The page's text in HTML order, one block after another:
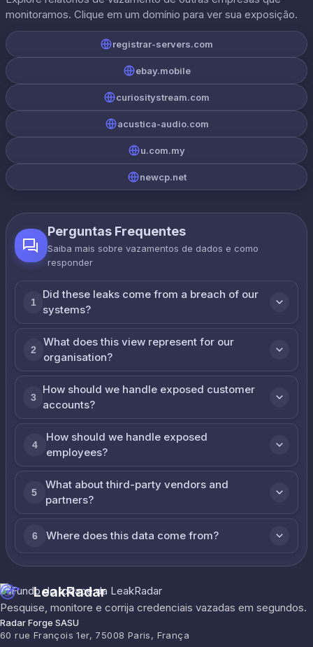
monitoramos. Clique em um domínio para ver sua exposição.
registrar-servers.com
ebay.mobile
curiositystream.com
acustica-audio.com
u.com.my
newcp.net
Perguntas Frequentes
Saiba mais sobre vazamentos de dados e como
responder
1
Did these leaks come from a breach of our
systems?
2
What does this view represent for our
organisation?
3
How should we handle exposed customer
accounts?
4
How should we handle exposed
employees?
5
What about third-party vendors and
partners?
6 Where does this data come from?
LeakRadar
Pesquise, monitore e corrija credenciais vazadas em segundos.
Radar Forge SASU
60 rue François 1er, 75008 Paris, França